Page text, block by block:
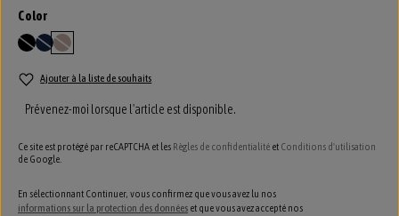
Sélectionnez
Color
black
(Cette option n'est pas disponible pour le moment.)
navy
(Cette option n'est pas disponible pour le moment.)
siena
(Cette option n'est pas disponible pour le moment.)
Ajouter à la liste de souhaits
Prévenez-moi lorsque l'article est disponible.
Ce site est protégé par reCAPTCHA et les Règles de confidentialité et Conditions d'utilisation
de Google.
En sélectionnant Continuer, vous confirmez que vous avez lu nos
informations sur la protection des données et que vous avez accepté nos